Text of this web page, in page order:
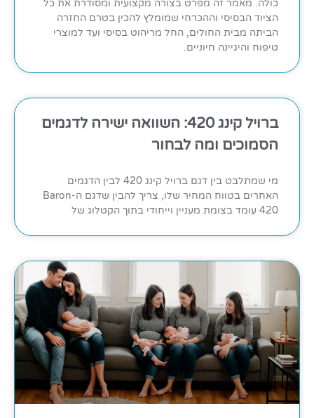
כולה. מאמר זה מפרט בצורה מקצועית ומסודרת את כל
הציוד הבסיסי וההכרחי שמומלץ להכין בטרם החזרה
הביתה מבית החולים, החל מריהוט בסיסי ועד למוצרי
טיפוח והיגיינה חיוניים.
ברויל קינג 420: השוואה ישירה לדגמים
הסמוכים ומה לבחור
מי שמתלבט בין דגם ברויל קינג 420 לבין הדגמים
האחרים בטווח המחיר שלו, צריך להבין שדגם ה-Baron
420 עומד בצומת מעניין וייחודי בתוך הקטלוג של